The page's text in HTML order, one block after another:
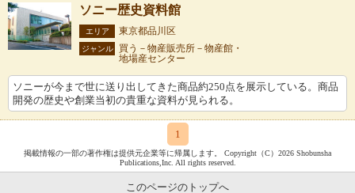
ソニー歴史資料館
エリア 東京都品川区
ジャンル
買う－物産販売所－物産館・
地場産センター
ソニーが今まで世に送り出してきた商品約250点を展示している。商品
開発の歴史や創業当初の貴重な資料が見られる。
1
掲載情報の一部の著作権は提供元企業等に帰属します。 Copyright（C）2026 Shobunsha
Publications,Inc. All rights reserved.
このページのトップへ